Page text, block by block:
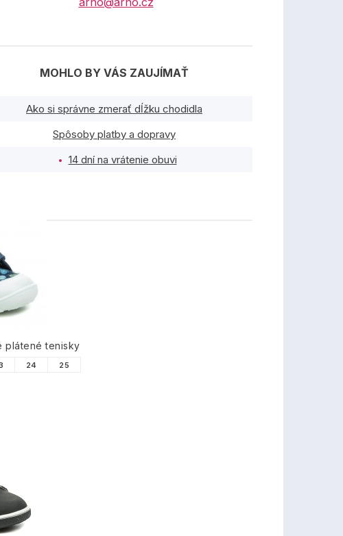
MOHLO BY VÁS ZAUJÍMAŤ
Ako si správne zmerať dĺžku chodidla
Spôsoby platby a dopravy
14 dní na vrátenie obuvi
plátené tenisky
24 25